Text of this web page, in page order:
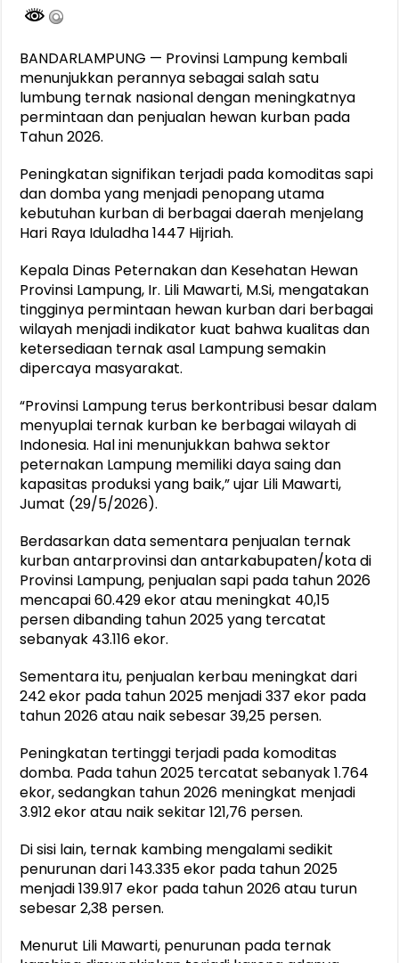
BANDARLAMPUNG — Provinsi Lampung kembali
menunjukkan perannya sebagai salah satu
lumbung ternak nasional dengan meningkatnya
permintaan dan penjualan hewan kurban pada
Tahun 2026.
Peningkatan signifikan terjadi pada komoditas sapi
dan domba yang menjadi penopang utama
kebutuhan kurban di berbagai daerah menjelang
Hari Raya Iduladha 1447 Hijriah.
Kepala Dinas Peternakan dan Kesehatan Hewan
Provinsi Lampung, Ir. Lili Mawarti, M.Si, mengatakan
tingginya permintaan hewan kurban dari berbagai
wilayah menjadi indikator kuat bahwa kualitas dan
ketersediaan ternak asal Lampung semakin
dipercaya masyarakat.
“Provinsi Lampung terus berkontribusi besar dalam
menyuplai ternak kurban ke berbagai wilayah di
Indonesia. Hal ini menunjukkan bahwa sektor
peternakan Lampung memiliki daya saing dan
kapasitas produksi yang baik,” ujar Lili Mawarti,
Jumat (29/5/2026).
Berdasarkan data sementara penjualan ternak
kurban antarprovinsi dan antarkabupaten/kota di
Provinsi Lampung, penjualan sapi pada tahun 2026
mencapai 60.429 ekor atau meningkat 40,15
persen dibanding tahun 2025 yang tercatat
sebanyak 43.116 ekor.
Sementara itu, penjualan kerbau meningkat dari
242 ekor pada tahun 2025 menjadi 337 ekor pada
tahun 2026 atau naik sebesar 39,25 persen.
Peningkatan tertinggi terjadi pada komoditas
domba. Pada tahun 2025 tercatat sebanyak 1.764
ekor, sedangkan tahun 2026 meningkat menjadi
3.912 ekor atau naik sekitar 121,76 persen.
Di sisi lain, ternak kambing mengalami sedikit
penurunan dari 143.335 ekor pada tahun 2025
menjadi 139.917 ekor pada tahun 2026 atau turun
sebesar 2,38 persen.
Menurut Lili Mawarti, penurunan pada ternak